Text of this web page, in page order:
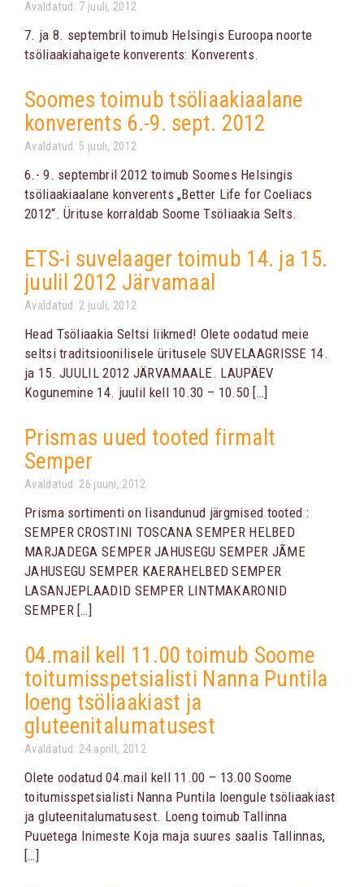
Avaldatud: 7 juuli, 2012
7. ja 8. septembril toimub Helsingis Euroopa noorte
tsöliaakiahaigete konverents: Konverents.
Soomes toimub tsöliaakiaalane
konverents 6.-9. sept. 2012
Avaldatud: 5 juuli, 2012
6.- 9. septembril 2012 toimub Soomes Helsingis
tsöliaakiaalane konverents „Better Life for Coeliacs
2012“. Ürituse korraldab Soome Tsöliaakia Selts.
ETS-i suvelaager toimub 14. ja 15.
juulil 2012 Järvamaal
Avaldatud: 2 juuli, 2012
Head Tsöliaakia Seltsi liikmed! Olete oodatud meie
seltsi traditsioonilisele üritusele SUVELAAGRISSE 14.
ja 15. JUULIL 2012 JÄRVAMAALE. LAUPÄEV
Kogunemine 14. juulil kell 10.30 – 10.50 […]
Prismas uued tooted firmalt
Semper
Avaldatud: 26 juuni, 2012
Prisma sortimenti on lisandunud järgmised tooted :
SEMPER CROSTINI TOSCANA SEMPER HELBED
MARJADEGA SEMPER JAHUSEGU SEMPER JÃME
JAHUSEGU SEMPER KAERAHELBED SEMPER
LASANJEPLAADID SEMPER LINTMAKARONID
SEMPER […]
04.mail kell 11.00 toimub Soome
toitumisspetsialisti Nanna Puntila
loeng tsöliaakiast ja
gluteenitalumatusest
Avaldatud: 24 aprill, 2012
Olete oodatud 04.mail kell 11.00 – 13.00 Soome
toitumisspetsialisti Nanna Puntila loengule tsöliaakiast
ja gluteenitalumatusest. Loeng toimub Tallinna
Puuetega Inimeste Koja maja suures saalis Tallinnas,
[…]